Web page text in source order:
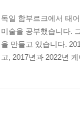
독일 함부르크에서 태
미술을 공부했습니다.
을 만들고 있습니다.
고, 2017년과 2022년